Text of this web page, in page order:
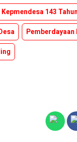
Kepmendesa 143